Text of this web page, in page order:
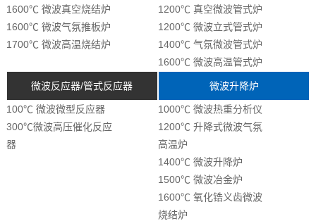
1600℃ 微波真空烧结炉
1600℃ 微波气氛推板炉
1700℃ 微波高温烧结炉
1200℃ 真空微波管式炉
1200℃ 微波立式管式炉
1400℃ 气氛微波管式炉
1600℃ 微波高温管式炉
微波反应器/管式反应器
100℃ 微波微型反应器
300℃微波高压催化反应
器
微波升降炉
1000℃ 微波热重分析仪
1200℃ 升降式微波气氛
高温炉
1400℃ 微波升降炉
1500℃ 微波冶金炉
1600℃ 氧化锆义齿微波
烧结炉